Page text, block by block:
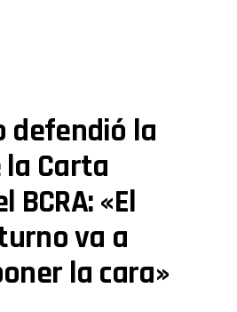
defendió la
Carta
BCRA: «El
va a
la cara»